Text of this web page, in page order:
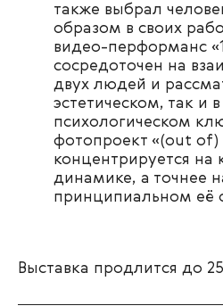
также выбрал
образом в своих
видео-перформанс
сосредоточен на
двух людей и
эстетическом, так и в
психологическом
фотопроект «(out
концентрируется на
динамике, а точнее
принципиальном её
Выставка продлится до